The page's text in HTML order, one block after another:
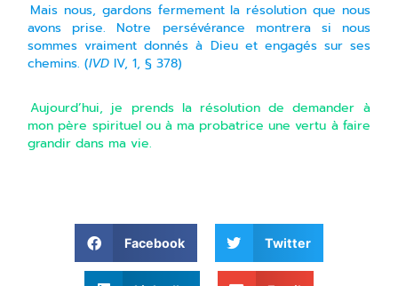
Mais nous, gardons fermement la résolution que nous
avons prise. Notre persévérance montrera si nous
sommes vraiment donnés à Dieu et engagés sur ses
chemins. (IVD IV, 1, § 378)
Aujourd’hui, je prends la résolution de demander à
mon père spirituel ou à ma probatrice une vertu à faire
grandir dans ma vie.
Facebook Twitter